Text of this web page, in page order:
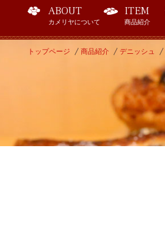
ABOUT
カメリヤについて
ITEM
商品紹介
トップページ 商品紹介 デニッシュ